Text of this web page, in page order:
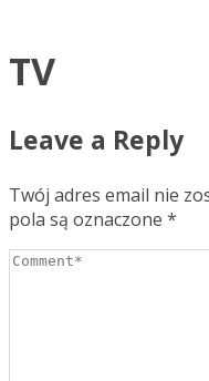
TV
Leave a Reply
Twój adres email nie
pola są oznaczone *